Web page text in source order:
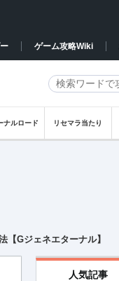
ゲーム攻略Wiki
ナルロード リセマラ当たり
【Gジェネエターナル】
人気記事